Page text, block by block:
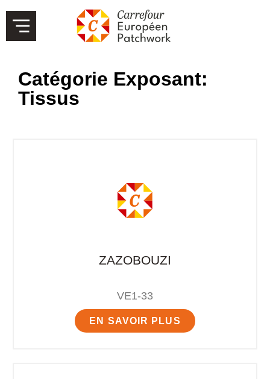
Catégorie Exposant:
Tissus
ZAZOBOUZI
VE1-33
EN SAVOIR PLUS